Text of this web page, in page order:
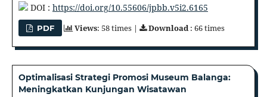
DOI : https://doi.org/10.55606/jpbb.v5i2.6165
PDF Views: 58 times | Download: 66 times
Optimalisasi Strategi Promosi Museum Balanga:
Meningkatkan Kunjungan Wisatawan